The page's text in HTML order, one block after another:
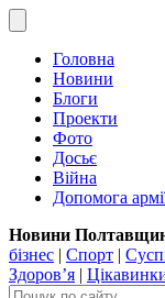
Головна
Новини
Блоги
Проекти
Фото
Досьє
Війна
Допомога
Новини
бізнес | Спорт |
Здоров’я |